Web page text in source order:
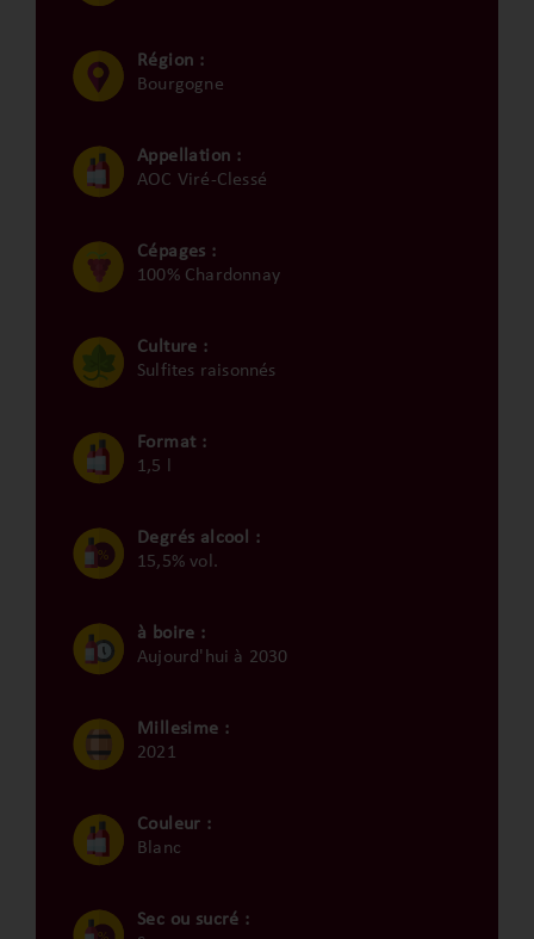
Région :
Bourgogne
Appellation :
AOC Viré-Clessé
Cépages :
100% Chardonnay
Culture :
Sulfites raisonnés
Format :
1,5 l
Degrés alcool :
15,5% vol.
à boire :
Aujourd'hui à 2030
Millesime :
2021
Couleur :
Blanc
Sec ou sucré :